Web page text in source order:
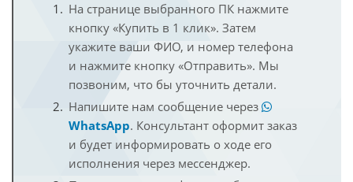
На странице выбранного ПК нажмите
кнопку «Купить в 1 клик». Затем
укажите ваши ФИО, и номер телефона
и нажмите кнопку «Отправить». Мы
позвоним, что бы уточнить детали.
Напишите нам сообщение через
WhatsApp. Консультант оформит заказ
и будет информировать о ходе его
исполнения через мессенджер.